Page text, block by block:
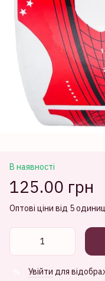
В наявності
125.00 грн
Оптові ціни від 5
Увійти для